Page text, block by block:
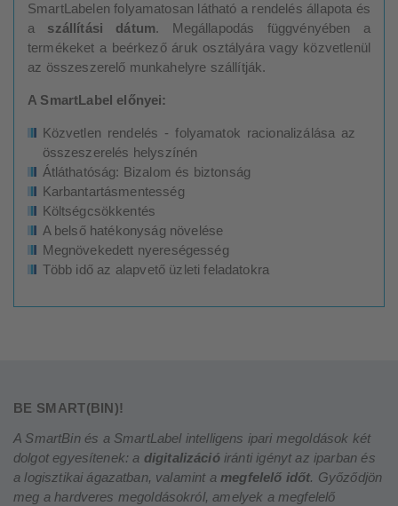
SmartLabelen folyamatosan látható a rendelés állapota és
a szállítási dátum. Megállapodás függvényében a
termékeket a beérkező áruk osztályára vagy közvetlenül
az összeszerelő munkahelyre szállítják.
A SmartLabel előnyei:
Közvetlen rendelés - folyamatok racionalizálása az
összeszerelés helyszínén
Átláthatóság: Bizalom és biztonság
Karbantartásmentesség
Költségcsökkentés
A belső hatékonyság növelése
Megnövekedett nyereségesség
Több idő az alapvető üzleti feladatokra
BE SMART(BIN)!
A SmartBin és a SmartLabel intelligens ipari megoldások két
dolgot egyesítenek: a digitalizációiránti igényt az iparban és
a logisztikai ágazatban, valamint amegfelelő időt. Győződjön
meg a hardveres megoldásokról, amelyek a megfelelő